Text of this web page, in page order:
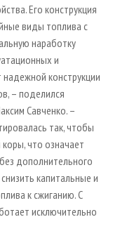
Его конструкция
виды топлива с
наработку
и
надежной конструкции
– поделился
Савченко. –
так, чтобы
что означает
дополнительного
капитальные и
к сжиганию. С
исключительно